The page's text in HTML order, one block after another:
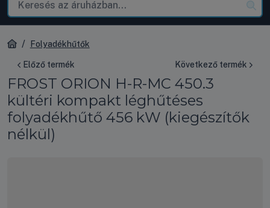
Folyadékhűtők
Előző termék Következő termék
FROST ORION H-R-MC 450.3
kültéri kompakt léghűtéses
folyadékhűtő 456 kW (kiegészítők
nélkül)